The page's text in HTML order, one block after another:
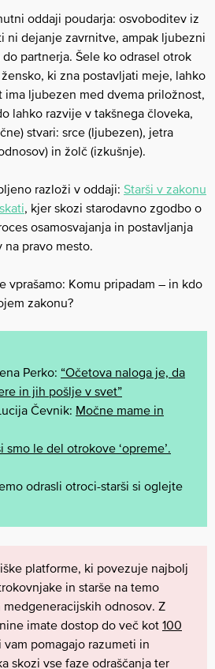
oddaji poudarja: osvoboditev iz
ni dejanje zavrnitve, ampak ljubezni
partnerja. Šele ko odrasel otrok
ki zna postavljati meje, lahko
ima ljubezen med dvema priložnost,
lahko razvije v takšnega človeka,
stvari: srce (ljubezen), jetra
in žolč (izkušnje).
razloži v oddaji: Starši v zakonu
, kjer skozi starodavno zgodbo o
osamosvajanja in postavljanja
pravo mesto.
vprašamo: Komu pripadam – in kdo
zakonu?
Perko: “Očetova naloga je, da
in jih pošlje v svet”
Čevnik: Močne mame in
smo le del otrokove ‘opreme’.
odrasli otroci-starši si oglejte
platforme, ki povezuje najbolj
in starše na temo
odnosov. Z
imate dostop do več kot 100
vam pomagajo razumeti in
skozi vse faze odraščanja ter